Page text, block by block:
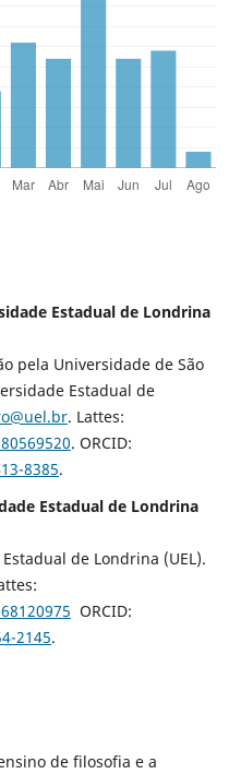
Estadual de Londrina
pela Universidade de São
Estadual de
. Lattes:
. ORCID:
8385.
Estadual de Londrina
de Londrina (UEL).
ORCID:
2145.
de filosofia e a